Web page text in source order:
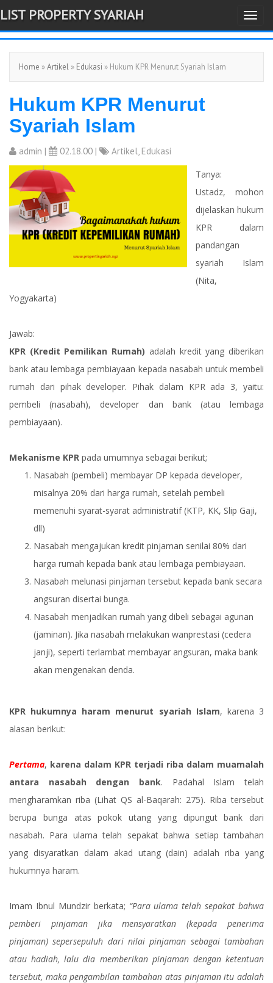
-->
T
o
g
l
t
i
n
LIST PROPERTY SYARIAH
Home »Artikel » Edukasi » Hukum KPR Menurut Syariah Islam
Hukum KPR Menurut
Syariah Islam
admin | 02.18.00 | Artikel, Edukasi
Tanya:
Ustadz, mohon
dijelaskan hukum
KPR dalam
pandangan
syariah Islam
(Nita,
Yogyakarta)
Jawab:
KPR (Kredit Pemilikan Rumah) adalah kredit yang diberikan
bank atau lembaga pembiayaan kepada nasabah untuk membeli
rumah dari pihak developer. Pihak dalam KPR ada 3, yaitu:
pembeli (nasabah), developer dan bank (atau lembaga
pembiayaan).
Mekanisme KPR pada umumnya sebagai berikut;
Nasabah (pembeli) membayar DP kepada developer,
misalnya 20% dari harga rumah, setelah pembeli
memenuhi syarat-syarat administratif (KTP, KK, Slip Gaji,
dll)
Nasabah mengajukan kredit pinjaman senilai 80% dari
harga rumah kepada bank atau lembaga pembiayaan.
Nasabah melunasi pinjaman tersebut kepada bank secara
angsuran disertai bunga.
Nasabah menjadikan rumah yang dibeli sebagai agunan
(jaminan). Jika nasabah melakukan wanprestasi (cedera
janji), seperti terlambat membayar angsuran, maka bank
akan mengenakan denda.
KPR hukumnya haram menurut syariah Islam, karena 3
alasan berikut:
Pertama, karena dalam KPR terjadi riba dalam muamalah
antara nasabah dengan bank. Padahal Islam telah
mengharamkan riba (Lihat QS al-Baqarah: 275). Riba tersebut
berupa bunga atas pokok utang yang dipungut bank dari
nasabah. Para ulama telah sepakat bahwa setiap tambahan
yang disyaratkan dalam akad utang (dain) adalah riba yang
hukumnya haram.
Imam Ibnul Mundzir berkata; “Para ulama telah sepakat bahwa
pemberi pinjaman jika mensyaratkan (kepada penerima
pinjaman) sepersepuluh dari nilai pinjaman sebagai tambahan
atau hadiah, lalu dia memberikan pinjaman dengan ketentuan
tersebut, maka pengambilan tambahan atas pinjaman itu adalah